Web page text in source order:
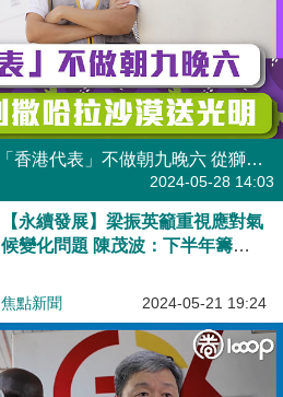
【短片】【織夢人】90後「香港代表」不做朝九晚六 從獅子山下到撒哈拉沙漠送光明
2024-05-28 14:03
【永續發展】梁振英籲重視應對氣
候變化問題 陳茂波：下半年籌備
焦點新聞 2024-05-21 19:24